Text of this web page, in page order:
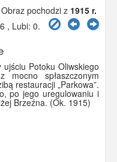
Obraz pochodzi z 1915 r.
, Lubi: 0.
Potoku Oliwskiego
spłaszczonym
restauracji „Parkowa”.
po jego uregulowaniu i
Brzeźna. (Ok. 1915)